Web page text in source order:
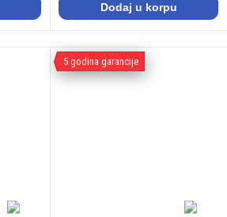
Dodaj u korpu
5 godina garancije